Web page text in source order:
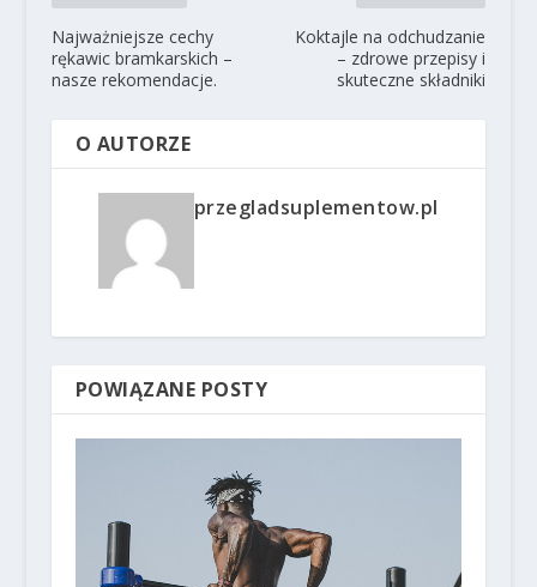
Najważniejsze cechy
rękawic bramkarskich –
nasze rekomendacje.
Koktajle na odchudzanie
– zdrowe przepisy i
skuteczne składniki
O AUTORZE
przegladsuplementow.pl
POWIĄZANE POSTY